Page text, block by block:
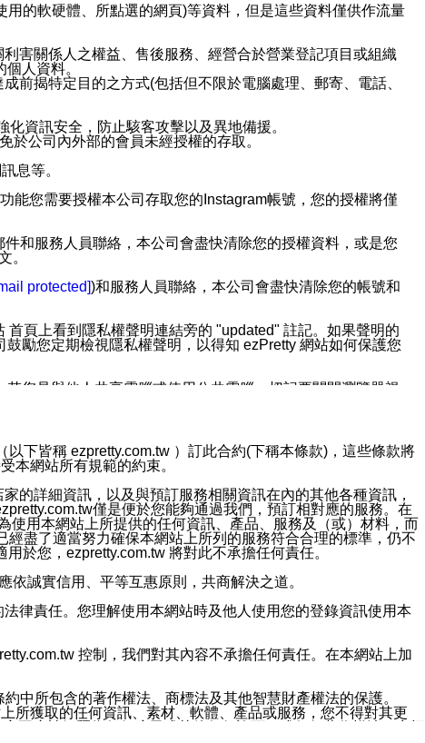
的軟硬體、所點選的網頁)等資料，但是這些資料僅供作流量
害關係人之權益、售後服務、經營合於營業登記項目或組織
人資料。
前揭特定目的之方式(包括但不限於電腦處理、郵寄、電話、
資訊安全，防止駭客攻擊以及異地備援。
公司內外部的會員未經授權的存取。
息等。
能您需要授權本公司存取您的Instagram帳號，您的授權將僅
和服務人員聯絡，本公司會盡快清除您的授權資料，或是您
。
protected])和服務人員聯絡，本公司會盡快清除您的帳號和
頁上看到隱私權聲明連結旁的 "updated" 註記。如果聲明的
勵您定期檢視隱私權聲明，以得知 ezPretty 網站如何保護您
您是與他人共享電腦或使用公共電腦，切記要關閉瀏覽器視
照該資料或電子郵件所指示之方法、說明或功能連結，隨時
者，將可收到通知型訊息。
下皆稱 ezpretty.com.tw ）訂此合約(下稱本條款)，這些條款將
本網站所有規範的約束。
的詳細資訊，以及與預訂服務相關資訊在內的其他各種資訊，
僅是便於您能夠通過我們，預訂相對應的服務。在
使用本網站上所提供的任何資訊、產品、服務及（或）材料，而
盡了適當努力確保本網站上所列的服務符合合理的標準，仍不
於您，ezpretty.com.tw 將對此不承擔任何責任。
誠實信用、平等互惠原則，共商解決之道。
律責任。您理解使用本網站時及他人使用您的登錄資訊使用本
控制，我們對其內容不承擔任何責任。在本網站上加
中所包含的著作權法、商標法及其他智慧財產權法的保護。
所獲取的任何資訊、素材、軟體、產品或服務，您不得對其更